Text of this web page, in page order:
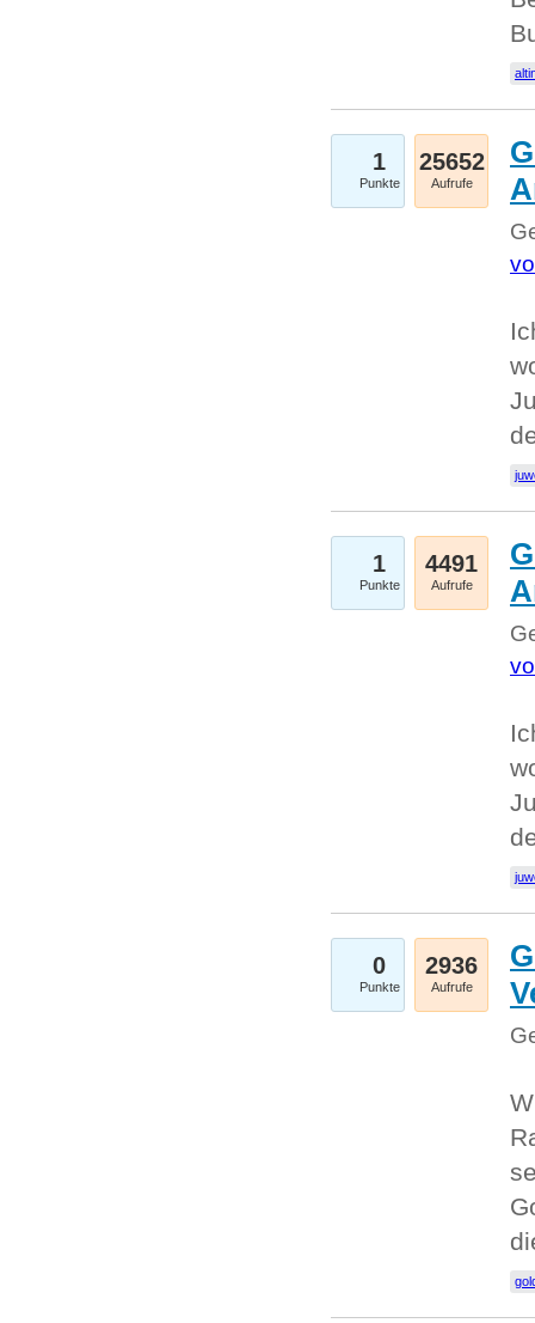
1
Punkte
25652
Aufrufe
1
Punkte
4491
Aufrufe
0
Punkte
2936
Aufrufe